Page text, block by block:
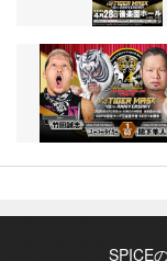
SPICE